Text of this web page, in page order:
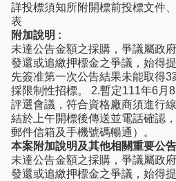
詳投標須知所附開標前投標文件
表
附加說明 :
未達公告金額之採購，爭議屬政
發還或追繳押標金之爭議，始得
先簽准第一次公告結果未能取得
採限制性招標。 2.暫定111年6月
評選會議，符合資格廠商須進行
結於上午開標後傳送並電話確認
郵件信箱及手機號碼暢通）。
本案附加說明及其他相關重要公
未達公告金額之採購，爭議屬政
發還或追繳押標金之爭議，始得